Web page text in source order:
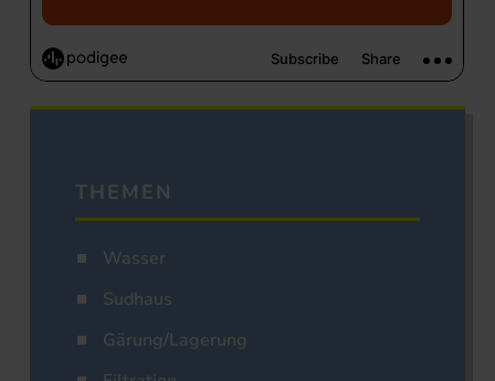
THEMEN
Wasser
Sudhaus
Gärung/Lagerung